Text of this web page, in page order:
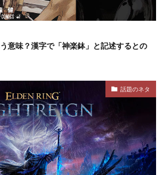
意味？漢字で「神楽鉢」と記述するとの
話題のネタ